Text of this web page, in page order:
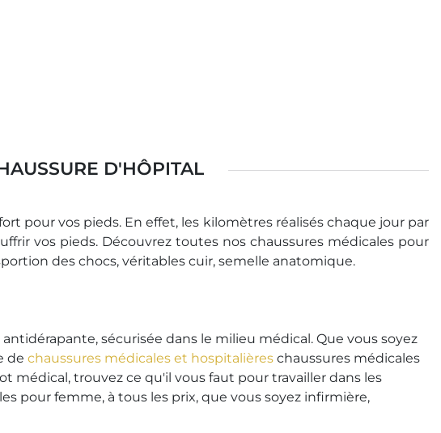
D'HÔPITAL
pour vos pieds. En effet, les kilomètres réalisés chaque jour par
vos pieds. Découvrez toutes nos chaussures médicales pour
des chocs, véritables cuir, semelle anatomique.
sécurisée dans le milieu médical. Que vous soyez
de chaussures médicales et hospitalières chaussures médicales
médical, trouvez ce qu'il vous faut pour travailler dans les
pour femme, à tous les prix, que vous soyez infirmière,